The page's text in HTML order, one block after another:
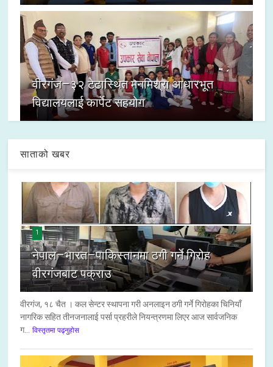
वीरगंज–३२ टेढास्थित मनमिश्रा आधारभूत
विद्यालयलाई कार्पेट सहयोग
साताको खबर
1
नेपाल–भारत–पाकिस्तानमा ठगी गर्ने गिरोह
वीरगंजबाट पक्राउ
वीरगंज, १८ चैत । कल सेन्टर स्थापना गरी अनलाइन ठगी गर्ने गिरोहका चिनियाँ
नागरिक सहित तीनजनालाई पर्सा प्रहरीले नियन्त्रणमा लिएर आज सार्वजनिक
ग...
विस्तृतमा पढ्नुहोस